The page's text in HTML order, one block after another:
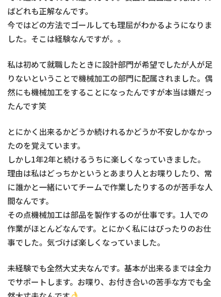
ばどれも正解なんです。
今ではどの方法でゴールしても理屈がわかるようになりま
した。そこは経験なんですが。。
私は初めて就職したときに設計部門が希望でしたが人が足
りないということで機械加工の部門に配属されました。偶
然にも機械加工をすることになったんですが本当は嫌だっ
たんです笑
とにかく出来るかどうか続けれるかどうか不安しかなかっ
たのを覚えています。
しかし1年2年と続けるうちに楽しくなっていきました。
理由は私はどっちかというとあまり人とお喋りしたり、常
に誰かと一緒にいてチームで作業したりするのが苦手な人
間なんです。
その点機械加工は部品を製作するのが仕事です。1人での
作業がほとんどなんです。とにかく私にはぴったりのお仕
事でした。気づけば楽しくなっていました。
未経験でも全然大丈夫なんです。基本が出来るまでは全力
でサポートします。お喋り、お付き合いの苦手な方でも全